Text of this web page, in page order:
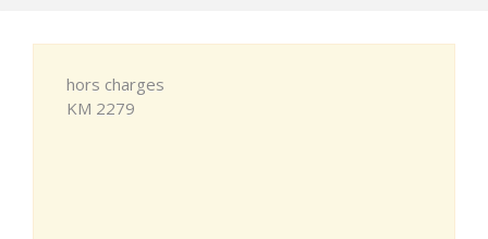
hors charges
KM 2279